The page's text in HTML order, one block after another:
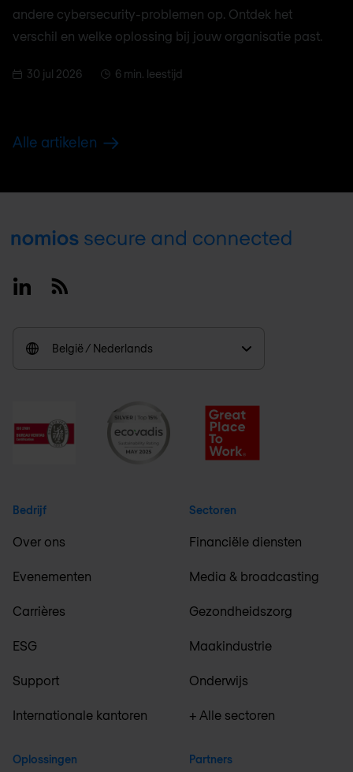
andere cybersecurity-problemen op. Ontdek het
verschil en welke oplossing bij jouw organisatie past.
30 jul 2026 6 min. leestijd
Alle artikelen
Footer
LinkedinRSS
België / Nederlands
Bedrijf
Over ons
Evenementen
Carrières
ESG
Support
Internationale kantoren
Oplossingen
Sectoren
Financiële diensten
Media & broadcasting
Gezondheidszorg
Maakindustrie
Onderwijs
+ Alle sectoren
Partners